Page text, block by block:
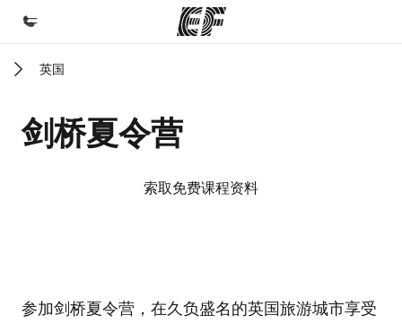
课程
企业文化
英国
剑桥夏令营
索取免费课程资料
参加剑桥夏令营，在久负盛名的英国旅游城市享受